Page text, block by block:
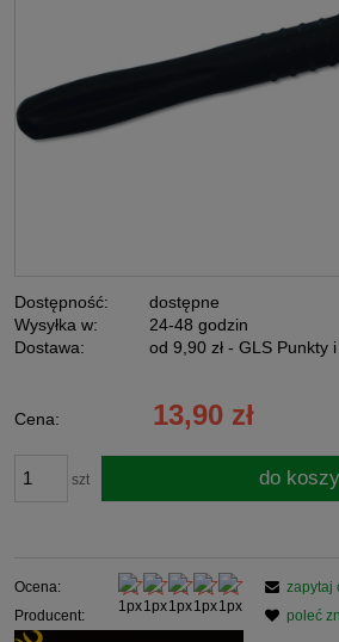
Dostępność:
dostępne
Wysyłka w:
24-48 godzin
Dostawa:
od 9,90 zł - GLS Punkty
Cena nie zawiera ewentualnych kosztów
Cena: 13,90 zł
szt do
Ocena:
Producent:
zapytaj
poleć